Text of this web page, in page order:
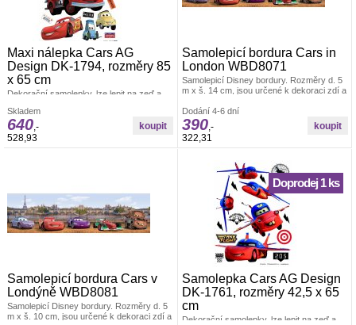
Maxi nálepka Cars AG
Design DK-1794, rozměry 85
x 65 cm
Dekorační samolepky, lze lepit na zeď a
x 65 cm. Pokud je pevná zeď, tak lze lepit i
opakovaně. nálepky se aplikují jednotlivě.
Záleží jen na Vás, jak pokojíček
vydekorujete. Materiál bez ftalátů.
Skladem
640,-
528,93
Samolepicí bordura Cars in
London WBD8071
Samolepicí Disney bordury. Rozměry d. 5
m x š. 14 cm, jsou určené k dekoraci zdí a
nezanechávají stopy. Český výrobek.
Dodání 4-6 dní
390,-
322,31
Samolepicí bordura Cars v
Londýně WBD8081
Samolepicí Disney bordury. Rozměry d. 5
m x š. 10 cm, jsou určené k dekoraci zdí a
Samolepka Cars AG Design
DK-1761, rozměry 42,5 x 65
cm
Dekorační samolepky, lze lepit na zeď a
Doprodej 1 ks